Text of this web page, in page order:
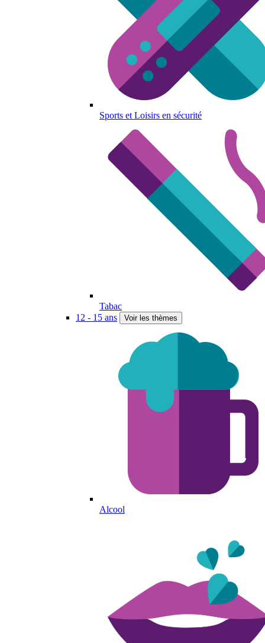
Sports et Loisirs en sécurité
Tabac
12 - 15 ans
Voir les thèmes
Alcool